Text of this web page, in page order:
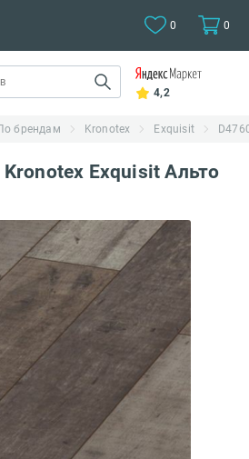
0 0
4,2
брендам Kronotex Exquisit
Exquisit Альто